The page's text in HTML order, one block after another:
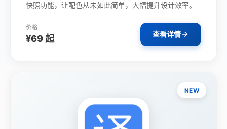
快照功能，让配色从未如此简单，大幅提升设计效率。
价格
¥69 起 查看详情
NEW